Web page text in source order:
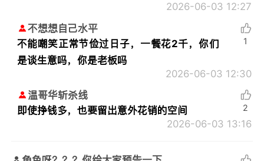
2026-06-03 12:27
不想想自己水平
不能嘲笑正常节俭过日子，一餐花2千，你们
是谈生意吗，你是老板吗
2026-06-03 12:30
1
温哥华斩杀线
即使挣钱多，也要留出意外花销的空间
2026-06-03 13:16
2